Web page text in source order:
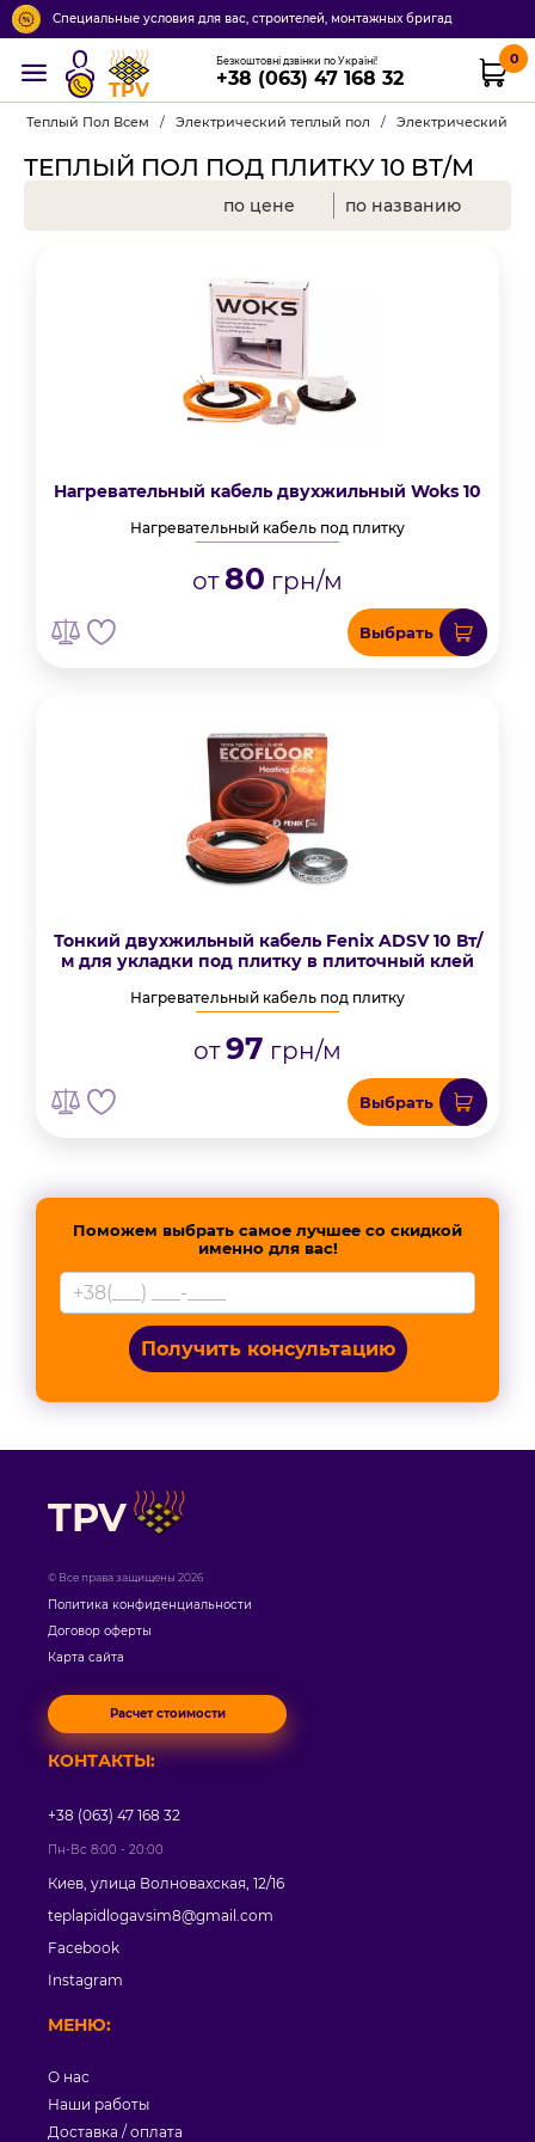
Специальные условия для вас, строителей, монтажных бригад
TPV
Безкоштовні дзвінки по Україні!
+38 (063) 47 168 32
0
Теплый Пол Всем / Электрический теплый пол / Электрический
ТЕПЛЫЙ ПОЛ ПОД ПЛИТКУ 10 ВТ/М
по цене по названию
Нагревательный кабель двухжильный Woks 10
Нагревательный кабель под плитку
от 80 грн/м
Выбрать
Тонкий двухжильный кабель Fenix ADSV 10 Вт/
м для укладки под плитку в плиточный клей
Нагревательный кабель под плитку
от97 грн/м
Выбрать
Поможем выбрать самое лучшее со скидкой
именно для вас!
Получить консультацию
TPV
© Все права защищены 2026
Политика конфиденциальности
Договор оферты
Карта сайта
Расчет стоимости
МЕНЮ:
О нас
Наши работы
Доставка / оплата
КОНТАКТЫ:
+38 (063) 47 168 32
Пн-Вс 8:00 - 20:00
Киев, улица Волновахская, 12/16
teplapidlogavsim8@gmail.com
Facebook
Instagram